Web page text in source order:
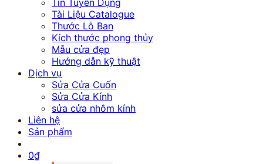
Tin Tuyển Dụng
Tài Liệu Catalogue
Thước Lỗ Ban
Kích thước phong thủy
Mẫu cửa đẹp
Hướng dẫn kỹ thuật
Dịch vụ
Sửa Cửa Cuốn
Sửa Cửa Kính
sửa cửa nhôm kính
Liên hệ
Sản phẩm
0₫